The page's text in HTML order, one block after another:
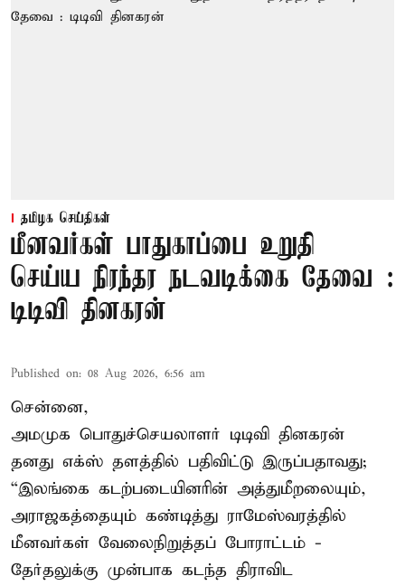
தமிழக செய்திகள்
மீனவர்கள் பாதுகாப்பை உறுதி
செய்ய நிரந்தர நடவடிக்கை தேவை :
டிடிவி தினகரன்
Published on: 08 Aug 2026, 6:56 am
சென்னை,
அமமுக பொதுச்செயலாளர் டிடிவி தினகரன்
தனது எக்ஸ் தளத்தில் பதிவிட்டு இருப்பதாவது;
“இலங்கை கடற்படையினரின் அத்துமீறலையும்,
அராஜகத்தையும் கண்டித்து ராமேஸ்வரத்தில்
மீனவர்கள் வேலைநிறுத்தப் போராட்டம் -
தேர்தலுக்கு முன்பாக கடந்த திராவிட